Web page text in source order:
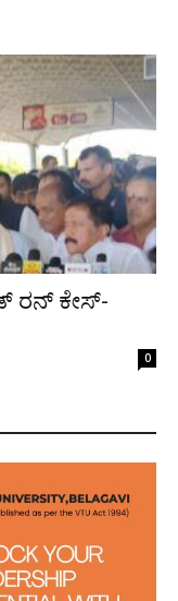
ರನ್ ಕೇಸ್-
0